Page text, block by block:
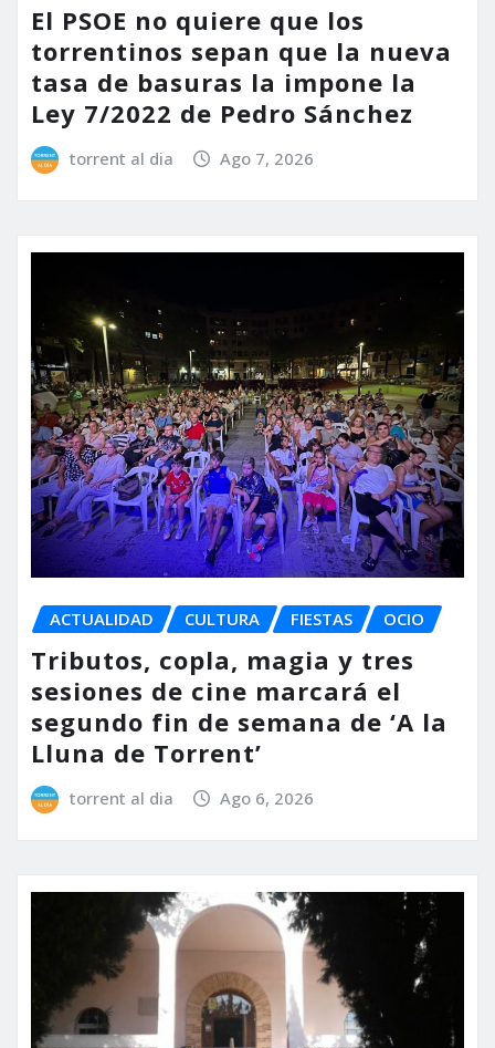
El PSOE no quiere que los
torrentinos sepan que la nueva
tasa de basuras la impone la
Ley 7/2022 de Pedro Sánchez
torrent al dia Ago 7, 2026
ACTUALIDAD CULTURA FIESTAS OCIO
Tributos, copla, magia y tres
sesiones de cine marcará el
segundo fin de semana de ‘A la
Lluna de Torrent’
torrent al dia Ago 6, 2026